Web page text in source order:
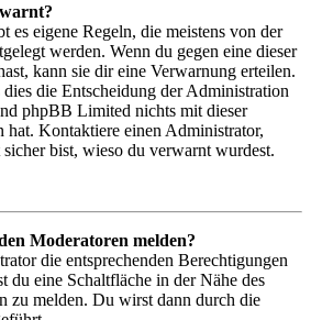
es eigene Regeln, die meistens von der
werden. Wenn du gegen eine dieser
kann sie dir eine Verwarnung erteilen.
dies die Entscheidung der Administration
phpBB Limited nichts mit dieser
hat. Kontaktiere einen Administrator,
bist, wieso du verwarnt wurdest.
Moderatoren melden?
die entsprechenden Berechtigungen
du eine Schaltfläche in der Nähe des
zu melden. Du wirst dann durch die